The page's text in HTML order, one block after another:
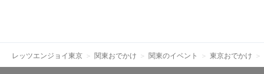
レッツエンジョイ東京 関東おでかけ 関東のイベント 東京おでかけ